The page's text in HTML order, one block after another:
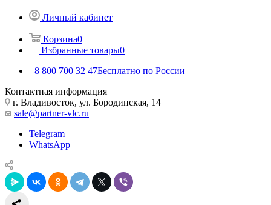
Личный кабинет
Корзина0
Избранные товары0
8 800 700 32 47Бесплатно по России
Контактная информация
г. Владивосток, ул. Бородинская, 14
sale@partner-vlc.ru
Telegram
WhatsApp